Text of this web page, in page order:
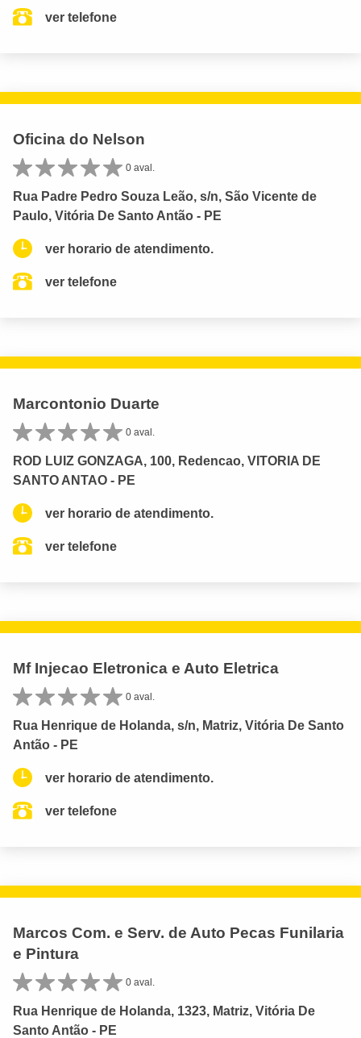
ver telefone
Oficina do Nelson
0 aval.
Rua Padre Pedro Souza Leão, s/n, São Vicente de
Paulo, Vitória De Santo Antão - PE
ver horario de atendimento.
ver telefone
Marcontonio Duarte
0 aval.
ROD LUIZ GONZAGA, 100, Redencao, VITORIA DE
SANTO ANTAO - PE
ver horario de atendimento.
ver telefone
Mf Injecao Eletronica e Auto Eletrica
0 aval.
Rua Henrique de Holanda, s/n, Matriz, Vitória De Santo
Antão - PE
ver horario de atendimento.
ver telefone
Marcos Com. e Serv. de Auto Pecas Funilaria
e Pintura
0 aval.
Rua Henrique de Holanda, 1323, Matriz, Vitória De
Santo Antão - PE